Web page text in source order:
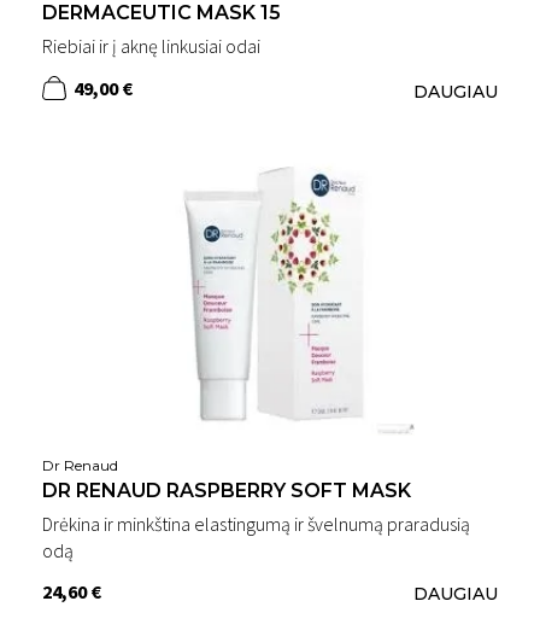
DERMACEUTIC MASK 15
Riebiai ir į aknę linkusiai odai
49,00 €
DAUGIAU
Dr Renaud
DR RENAUD RASPBERRY SOFT MASK
Drėkina ir minkština elastingumą ir švelnumą praradusią
odą
24,60 €
DAUGIAU